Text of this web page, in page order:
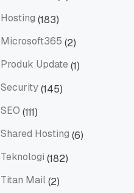
Hosting (183)
Microsoft365 (2)
Produk Update (1)
Security(145)
SEO (111)
Shared Hosting (6)
Teknologi (182)
Titan Mail(2)